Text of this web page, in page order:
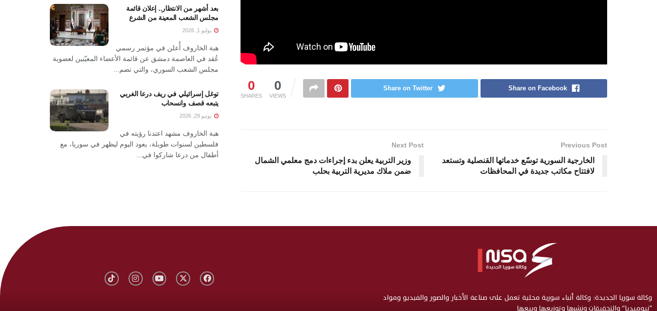
0
SHARES
0
VIEWS
Share on Facebook
Share on Twitter
Previous Post
الخارجية السورية توسّع خدماتها القنصلية وتستعد
لافتتاح مكاتب جديدة في المحافظات
Next Post
وزير التربية يعلن بدء إجراءات دمج معلمي الشمال
ضمن ملاك مديرية التربية بحلب
بعد أشهر من الانتظار.. إعلان قائمة
مجلس الشعب المعينة من الشرع
يوليو 1, 2026
هبة الخاروف أُعلن في مؤتمر رسمي
عُقد في العاصمة دمشق عن قائمة الأعضاء المعيّنين لعضوية
مجلس الشعب السوري، والتي تضم...
توغل إسرائيلي في ريف درعا الغربي
يتبعه قصف وانسحاب
يونيو 29, 2026
هبة الخاروف مشهد اعتدنا رؤيته في
فلسطين لسنوات طويلة، يعود اليوم ليظهر في سوريا، مع
أطفال من درعا شاركوا في...
وكالة سوريا الجديدة: وكالة أنباء سورية محلية تعمل على صناعة الأخبار والصور والفيديو ومواد
“نيوميديا” والتحقيقات ونشرها وتوزيعها وبيعها